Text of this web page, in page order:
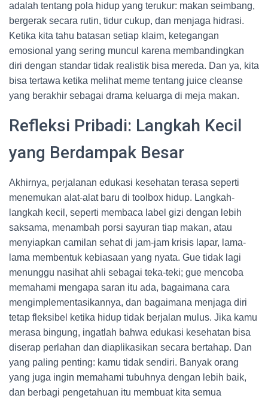
adalah tentang pola hidup yang terukur: makan seimbang,
bergerak secara rutin, tidur cukup, dan menjaga hidrasi.
Ketika kita tahu batasan setiap klaim, ketegangan
emosional yang sering muncul karena membandingkan
diri dengan standar tidak realistik bisa mereda. Dan ya, kita
bisa tertawa ketika melihat meme tentang juice cleanse
yang berakhir sebagai drama keluarga di meja makan.
Refleksi Pribadi: Langkah Kecil
yang Berdampak Besar
Akhirnya, perjalanan edukasi kesehatan terasa seperti
menemukan alat-alat baru di toolbox hidup. Langkah-
langkah kecil, seperti membaca label gizi dengan lebih
saksama, menambah porsi sayuran tiap makan, atau
menyiapkan camilan sehat di jam-jam krisis lapar, lama-
lama membentuk kebiasaan yang nyata. Gue tidak lagi
menunggu nasihat ahli sebagai teka-teki; gue mencoba
memahami mengapa saran itu ada, bagaimana cara
mengimplementasikannya, dan bagaimana menjaga diri
tetap fleksibel ketika hidup tidak berjalan mulus. Jika kamu
merasa bingung, ingatlah bahwa edukasi kesehatan bisa
diserap perlahan dan diaplikasikan secara bertahap. Dan
yang paling penting: kamu tidak sendiri. Banyak orang
yang juga ingin memahami tubuhnya dengan lebih baik,
dan berbagi pengetahuan itu membuat kita semua